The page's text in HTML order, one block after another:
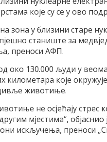
које су се у ово
зона у близини старе
станиште за
преноси АФП.
око 130.000 људи у
километара које
животиње.
не осјећају стрес
другим мјестима“,
искључења, преноси